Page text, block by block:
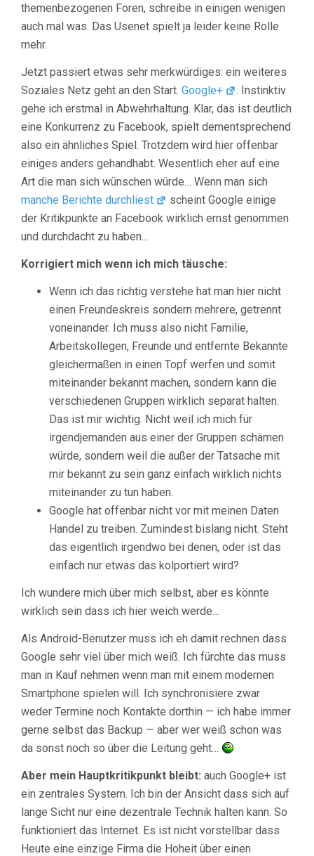
themenbezogenen Foren, schreibe in einigen wenigen
auch mal was. Das Usenet spielt ja leider keine Rolle
mehr.
Jetzt passiert etwas sehr merkwürdiges: ein weiteres
Soziales Netz geht an den Start. Google+
. Instinktiv
gehe ich erstmal in Abwehrhaltung. Klar, das ist deutlich
eine Konkurrenz zu Facebook, spielt dementsprechend
also ein ähnliches Spiel. Trotzdem wird hier offenbar
einiges anders gehandhabt. Wesentlich eher auf eine
Art die man sich wünschen würde… Wenn man sich
manche Berichte durchliest
scheint Google einige
der Kritikpunkte an Facebook wirklich ernst genommen
und durchdacht zu haben…
Korrigiert mich wenn ich mich täusche:
Wenn ich das richtig verstehe hat man hier nicht
einen Freundeskreis sondern mehrere, getrennt
voneinander. Ich muss also nicht Familie,
Arbeitskollegen, Freunde und entfernte Bekannte
gleichermaßen in einen Topf werfen und somit
miteinander bekannt machen, sondern kann die
verschiedenen Gruppen wirklich separat halten.
Das ist mir wichtig. Nicht weil ich mich für
irgendjemanden aus einer der Gruppen schämen
würde, sondern weil die außer der Tatsache mit
mir bekannt zu sein ganz einfach wirklich nichts
miteinander zu tun haben.
Google hat offenbar nicht vor mit meinen Daten
Handel zu treiben. Zumindest bislang nicht. Steht
das eigentlich irgendwo bei denen, oder ist das
einfach nur etwas das kolportiert wird?
Ich wundere mich über mich selbst, aber es könnte
wirklich sein dass ich hier weich werde…
Als Android-Benutzer muss ich eh damit rechnen dass
Google sehr viel über mich weiß. Ich fürchte das muss
man in Kauf nehmen wenn man mit einem modernen
Smartphone spielen will. Ich synchronisiere zwar
weder Termine noch Kontakte dorthin — ich habe immer
gerne selbst das Backup — aber wer weiß schon was
da sonst noch so über die Leitung geht…
Aber mein Hauptkritikpunkt bleibt: auch Google+ ist
ein zentrales System. Ich bin der Ansicht dass sich auf
lange Sicht nur eine dezentrale Technik halten kann. So
funktioniert das Internet. Es ist nicht vorstellbar dass
Heute eine einzige Firma die Hoheit über einen